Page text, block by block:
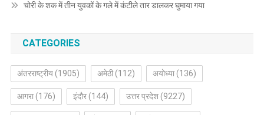
चोरी के शक में तीन युवकों के गले में कंटीले तार डालकर घुमाया गया
CATEGORIES
अंतरराष्ट्रीय(1905) अमेठी(112) अयोध्या(136)
आगरा(176) इंदौर(144) उत्तर प्रदेश(9227)